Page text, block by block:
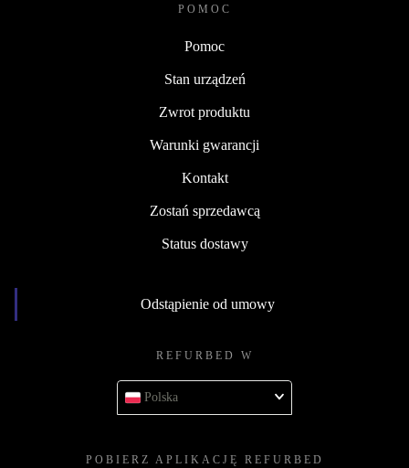
POMOC
Pomoc
Stan urządzeń
Zwrot produktu
Warunki gwarancji
Kontakt
Zostań sprzedawcą
Status dostawy
Odstąpienie od umowy
REFURBED W
Polska
POBIERZ APLIKACJĘ REFURBED